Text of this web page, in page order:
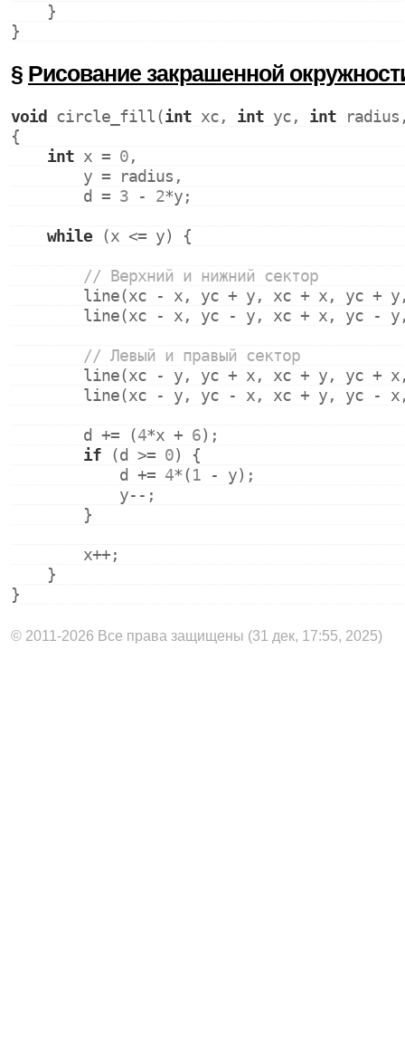
    }
}
§ Рисование закрашенной
void circle_fill(int xc, int yc, int
{
int x = 0,
        y = radius,
        d =
3 - 2*y;
while (x <= y) {
// Верхний и нижний сектор
line(xc - x, yc + y, xc + x, yc +
line(xc - x, yc - y, xc + x, yc -
// Левый и правый сектор
line(xc - y, yc + x, xc + y, yc +
line(xc - y, yc - x, xc + y, yc -
        d += (
4*x + 6);
if (d >= 0) {
            d +=
4*(1 - y);
            y--;
        }
        x++;
    }
}
© 2011-2026 Все права защищены (31 дек, 17:55, 2025)